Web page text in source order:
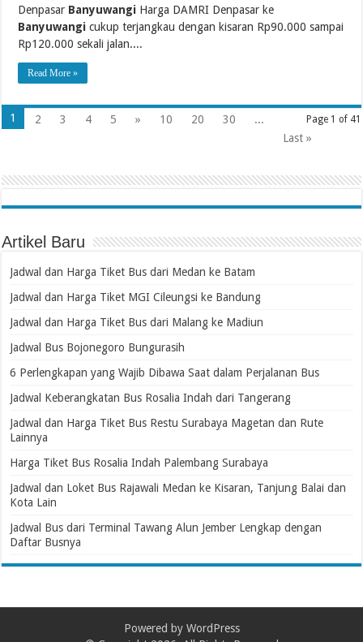
Denpasar Banyuwangi Harga DAMRI Denpasar ke
Banyuwangi cukup terjangkau dengan kisaran Rp90.000 sampai
Rp120.000 sekali jalan....
Read More »
Page 1 of 41
1 2 3 4 5 » 10 20 30
...
Last »
Artikel Baru
Jadwal dan Harga Tiket Bus dari Medan ke Batam
Jadwal dan Harga Tiket MGI Cileungsi ke Bandung
Jadwal dan Harga Tiket Bus dari Malang ke Madiun
Jadwal Bus Bojonegoro Bungurasih
6 Perlengkapan yang Wajib Dibawa Saat dalam Perjalanan Bus
Jadwal Keberangkatan Bus Rosalia Indah dari Tangerang
Jadwal dan Harga Tiket Bus Restu Surabaya Magetan dan Rute
Lainnya
Harga Tiket Bus Rosalia Indah Palembang Surabaya
Jadwal dan Loket Bus Rajawali Medan ke Kisaran, Tanjung Balai dan
Kota Lain
Jadwal Bus dari Terminal Tawang Alun Jember Lengkap dengan
Daftar Busnya
Powered by WordPress